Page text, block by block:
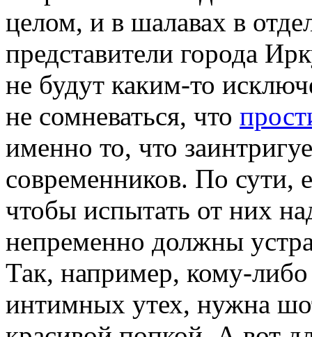
целом, и в шалавах в
представители города
не будут каким-то
не сомневаться, что
именно то, что
современников. По сути,
чтобы испытать от них
непременно должны
Так, например, кому-
интимных утех, нужна